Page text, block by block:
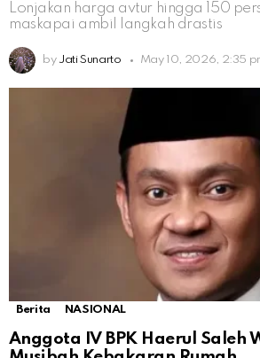
Lonjakan harga avtur hingga 150
maskapai ambil langkah drastis
by Jati Sunarto May 10, 2026, 2:35
Berita NASIONAL
Anggota IV BPK Haerul Saleh